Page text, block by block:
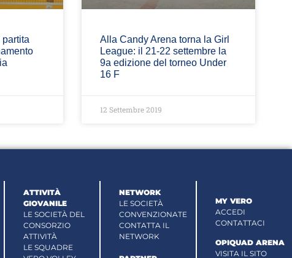
Alla Candy Arena torna la Girl
League: il 21-22 settembre la
9a edizione del torneo Under
16 F
12 Settembre 2019
ATTIVITÀ
GIOVANILE
LE SOCIETÀ DEL
CONSORZIO
ATTIVITÀ
LE SQUADRE
NETWORK
LE SOCIETÀ
CONVENZIONATE
CONTATTA IL
NETWORK
MY VERO
ACCEDI
CONTATTACI
OPIQUAD ARENA
VISITA IL SITO